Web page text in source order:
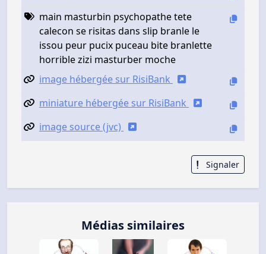
main masturbin psychopathe tete
calecon se risitas dans slip branle le
issou peur pucix puceau bite branlette
horrible zizi masturber moche
image hébergée sur RisiBank
miniature hébergée sur RisiBank
image source (jvc)
Signaler
Médias similaires